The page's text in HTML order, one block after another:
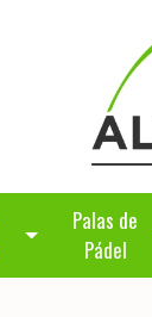
Palas de
Pádel